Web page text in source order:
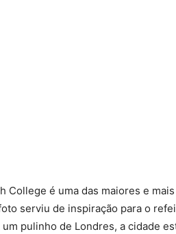
College é uma das maiores e
serviu de inspiração para o
um pulinho de Londres, a cidade